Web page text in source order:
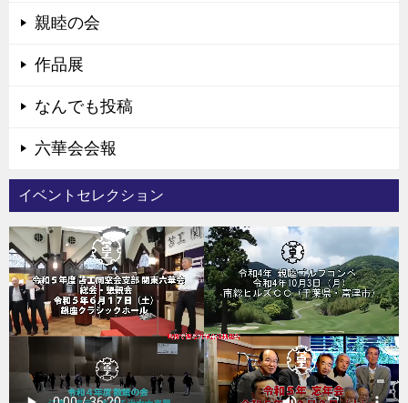
親睦の会
作品展
なんでも投稿
六華会会報
イベントセレクション